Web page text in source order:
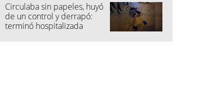
Circulaba sin papeles, huyó
de un control y derrapó:
terminó hospitalizada